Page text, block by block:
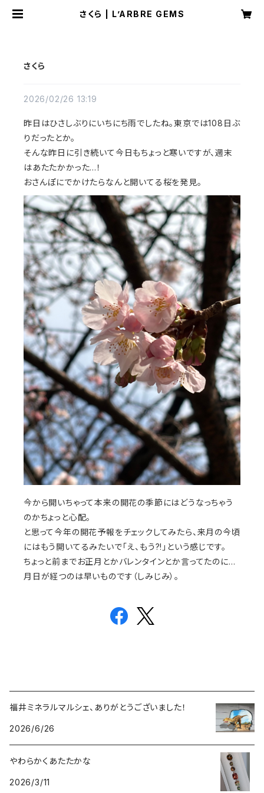
さくら | L’ARBRE GEMS
さくら
2026/02/26 13:19
昨日はひさしぶりにいちにち雨でしたね。東京では108日ぶ
りだったとか。
そんな昨日に引き続いて今日もちょっと寒いですが、週末
はあたたかかった…！
おさんぽにでかけたらなんと開いてる桜を発見。
今から開いちゃって本来の開花の季節にはどうなっちゃう
のかちょっと心配。
と思って今年の開花予報をチェックしてみたら、来月の今頃
にはもう開いてるみたいで「え、もう?!」という感じです。
ちょっと前までお正月とかバレンタインとか言ってたのに…
月日が経つのは早いものです（しみじみ）。
福井ミネラルマルシェ、ありがとうございました！
2026/6/26
やわらかくあたたかな
2026/3/11